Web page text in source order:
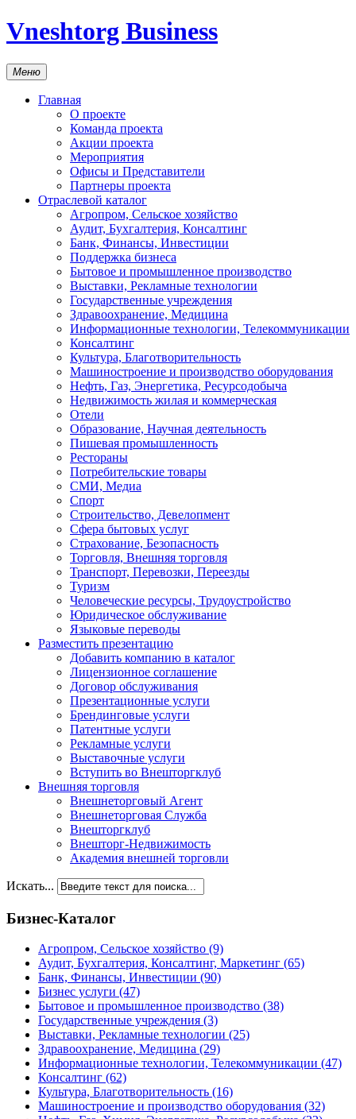
Vneshtorg Business
Меню
Главная
О проекте
Команда проекта
Акции проекта
Мероприятия
Офисы и Представители
Партнеры проекта
Отраслевой каталог
Агропром, Сельское хозяйство
Аудит, Бухгалтерия, Консалтинг
Банк, Финансы, Инвестиции
Поддержка бизнеса
Бытовое и промышленное производство
Выставки, Рекламные технологии
Государственные учреждения
Здравоохранение, Медицина
Информационные технологии, Телекоммуникации
Консалтинг
Культура, Благотворительность
Машиностроение и производство оборудования
Нефть, Газ, Энергетика, Ресурсодобыча
Недвижимость жилая и коммерческая
Отели
Образование, Научная деятельность
Пишевая промышленность
Рестораны
Потребительские товары
СМИ, Медиа
Спорт
Строительство, Девелопмент
Сфера бытовых услуг
Страхование, Безопасность
Торговля, Внешняя торговля
Транспорт, Перевозки, Переезды
Туризм
Человеческие ресурсы, Трудоустройство
Юридическое обслуживание
Языковые переводы
Разместить презентацию
Добавить компанию в каталог
Лицензионное соглашение
Договор обслуживания
Презентационные услуги
Брендинговые услуги
Патентные услуги
Рекламные услуги
Выставочные услуги
Вступить во Внешторгклуб
Внешняя торговля
Внешнеторговый Агент
Внешнеторговая Служба
Внешторгклуб
Внешторг-Недвижимость
Академия внешней торговли
Искать...
Бизнес-Каталог
Агропром, Сельское хозяйство (9)
Аудит, Бухгалтерия, Консалтинг, Маркетинг (65)
Банк, Финансы, Инвестиции (90)
Бизнес услуги (47)
Бытовое и промышленное производство (38)
Государственные учреждения (3)
Выставки, Рекламные технологии (25)
Здравоохранение, Медицина (29)
Информационные технологии, Телекоммуникации (47)
Консалтинг (62)
Культура, Благотворительность (16)
Машиностроение и производство оборудования (32)